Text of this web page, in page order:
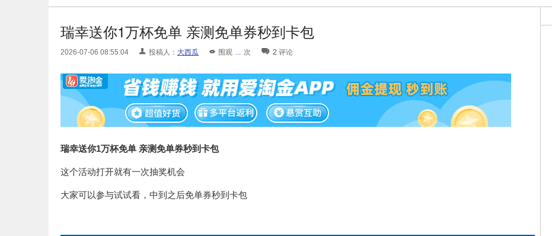
瑞幸送你1万杯免单 亲测免单券秒到卡包
2026-07-06 08:55:04 投稿人： 大西瓜 围观 ... 次 2 评论
瑞幸送你1万杯免单 亲测免单券秒到卡包
这个活动打开就有一次抽奖机会
大家可以参与试试看，中到之后免单券秒到卡包